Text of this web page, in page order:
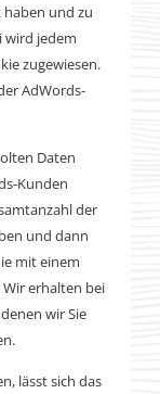
haben und zu
wird jedem
zugewiesen.
AdWords-
Daten
Kunden
der
und dann
mit einem
erhalten bei
wir Sie
lässt sich das